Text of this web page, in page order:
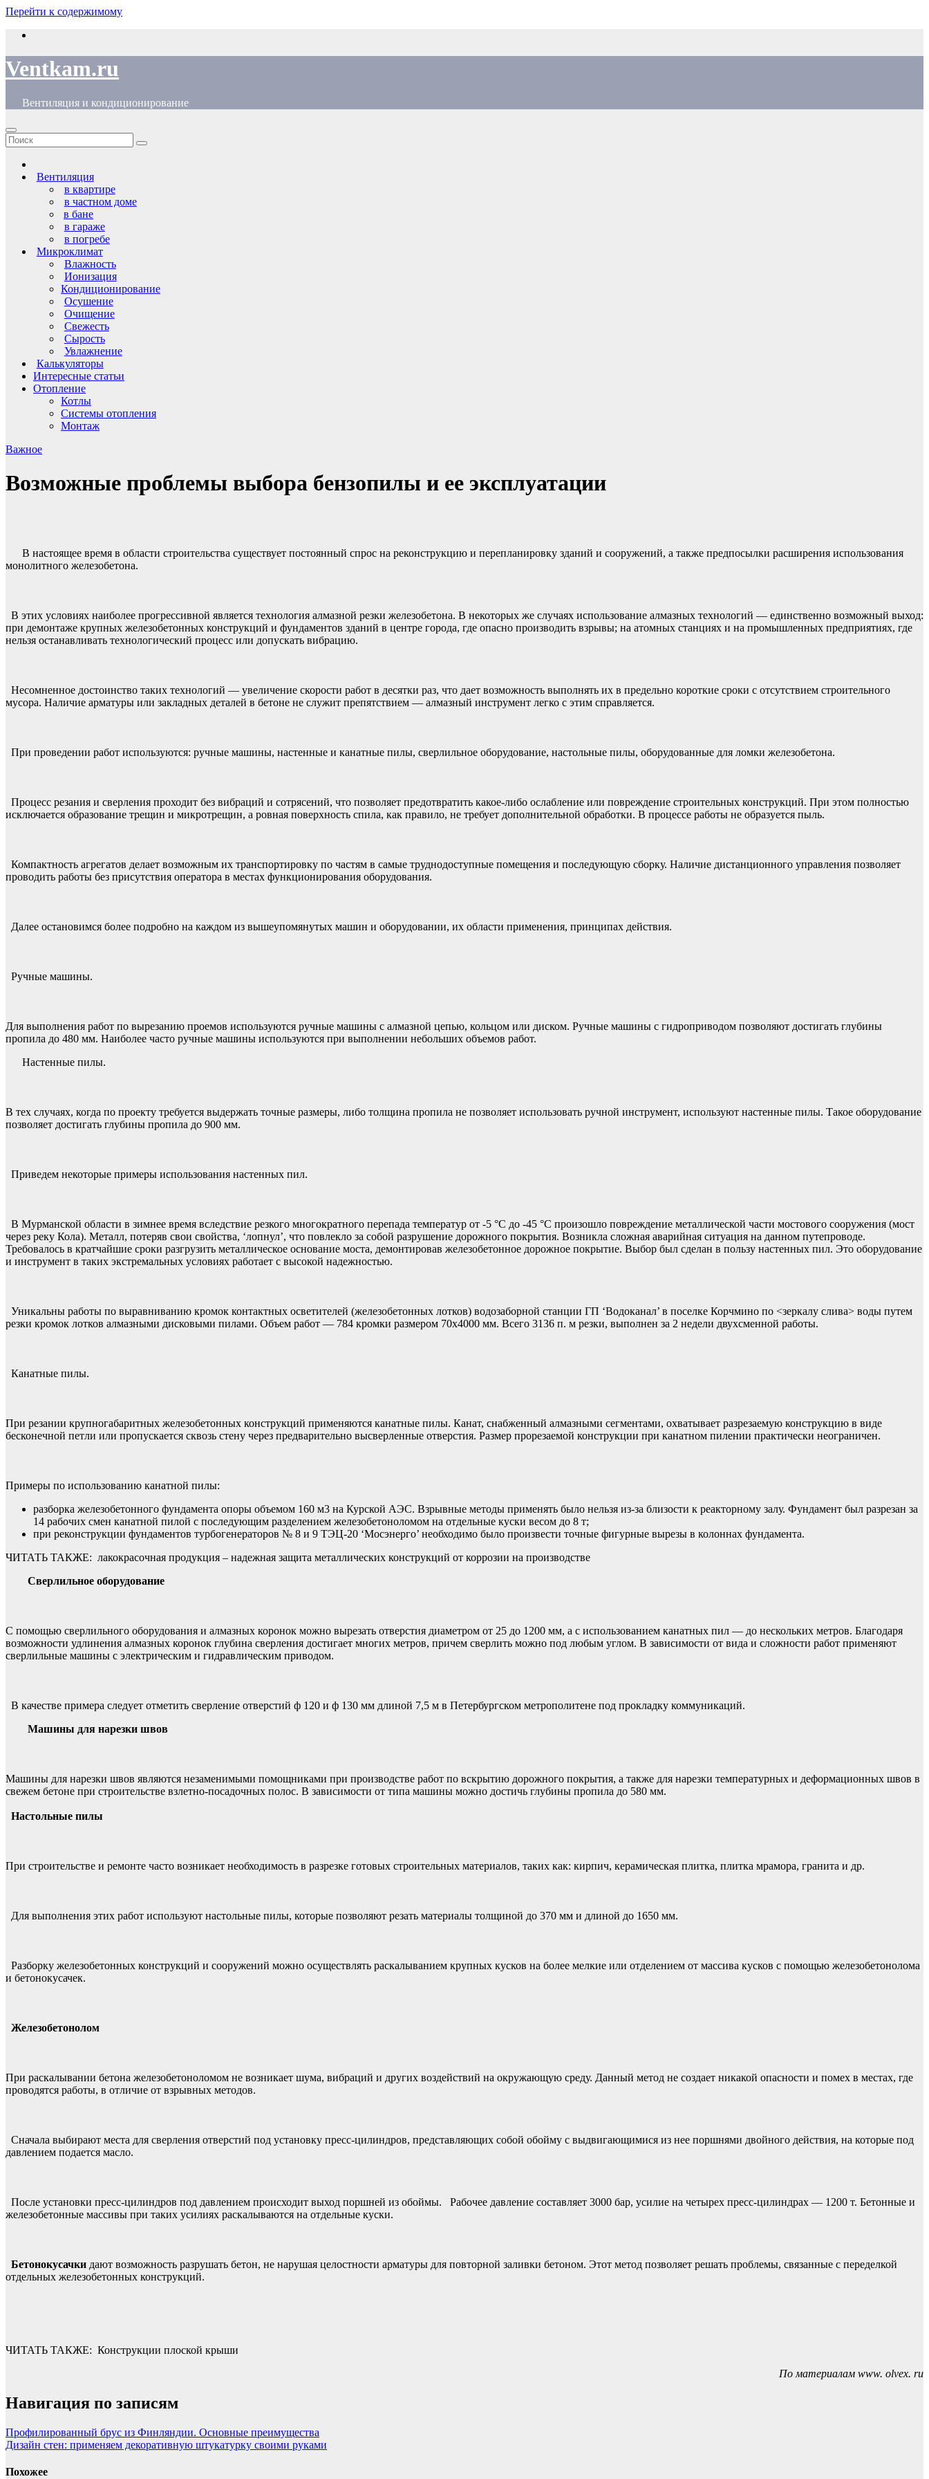
Перейти к содержимому
Ventkam.ru
Вентиляция и кондиционирование
Вентиляция
в квартире
в частном доме
в бане
в гараже
в погребе
Микроклимат
Влажность
Ионизация
Кондиционирование
Осушение
Очищение
Свежесть
Сырость
Увлажнение
Калькуляторы
Интересные статьи
Отопление
Котлы
Системы отопления
Монтаж
Важное
Возможные проблемы выбора бензопилы и ее эксплуатации
В настоящее время в области строительства существует постоянный спрос на реконструкцию и перепланировку зданий и сооружений, а также предпосылки расширения использования
монолитного железобетона.
В этих условиях наиболее прогрессивной является технология алмазной резки железобетона. В некоторых же случаях использование алмазных технологий — единственно возможный выход:
при демонтаже крупных железобетонных конструкций и фундаментов зданий в центре города, где опасно производить взрывы; на атомных станциях и на промышленных предприятиях, где
нельзя останавливать технологический процесс или допускать вибрацию.
Несомненное достоинство таких технологий — увеличение скорости работ в десятки раз, что дает возможность выполнять их в предельно короткие сроки с отсутствием строительного
мусора. Наличие арматуры или закладных деталей в бетоне не служит препятствием — алмазный инструмент легко с этим справляется.
При проведении работ используются: ручные машины, настенные и канатные пилы, сверлильное оборудование, настольные пилы, оборудованные для ломки железобетона.
Процесс резания и сверления проходит без вибраций и сотрясений, что позволяет предотвратить какое-либо ослабление или повреждение строительных конструкций. При этом полностью
исключается образование трещин и микротрещин, а ровная поверхность спила, как правило, не требует дополнительной обработки. В процессе работы не образуется пыль.
Компактность агрегатов делает возможным их транспортировку по частям в самые труднодоступные помещения и последующую сборку. Наличие дистанционного управления позволяет
проводить работы без присутствия оператора в местах функционирования оборудования.
Далее остановимся более подробно на каждом из вышеупомянутых машин и оборудовании, их области применения, принципах действия.
Ручные машины.
Для выполнения работ по вырезанию проемов используются ручные машины с алмазной цепью, кольцом или диском. Ручные машины с гидроприводом позволяют достигать глубины
пропила до 480 мм. Наиболее часто ручные машины используются при выполнении небольших объемов работ.
Настенные пилы.
В тех случаях, когда по проекту требуется выдержать точные размеры, либо толщина пропила не позволяет использовать ручной инструмент, используют настенные пилы. Такое оборудование
позволяет достигать глубины пропила до 900 мм.
Приведем некоторые примеры использования настенных пил.
В Мурманской области в зимнее время вследствие резкого многократного перепада температур от -5 °С до -45 °С произошло повреждение металлической части мостового сооружения (мост
через реку Кола). Металл, потеряв свои свойства, ‘лопнул’, что повлекло за собой разрушение дорожного покрытия. Возникла сложная аварийная ситуация на данном путепроводе.
Требовалось в кратчайшие сроки разгрузить металлическое основание моста, демонтировав железобетонное дорожное покрытие. Выбор был сделан в пользу настенных пил. Это оборудование
и инструмент в таких экстремальных условиях работает с высокой надежностью.
Уникальны работы по выравниванию кромок контактных осветителей (железобетонных лотков) водозаборной станции ГП ‘Водоканал’ в поселке Корчмино по <зеркалу слива> воды путем
резки кромок лотков алмазными дисковыми пилами. Объем работ — 784 кромки размером 70х4000 мм. Всего 3136 п. м резки, выполнен за 2 недели двухсменной работы.
Канатные пилы.
При резании крупногабаритных железобетонных конструкций применяются канатные пилы. Канат, снабженный алмазными сегментами, охватывает разрезаемую конструкцию в виде
бесконечной петли или пропускается сквозь стену через предварительно высверленные отверстия. Размер прорезаемой конструкции при канатном пилении практически неограничен.
Примеры по использованию канатной пилы:
разборка железобетонного фундамента опоры объемом 160 м3 на Курской АЭС. Взрывные методы применять было нельзя из-за близости к реакторному залу. Фундамент был разрезан за
14 рабочих смен канатной пилой с последующим разделением железобетоноломом на отдельные куски весом до 8 т;
при реконструкции фундаментов турбогенераторов № 8 и 9 ТЭЦ-20 ‘Мосэнерго’ необходимо было произвести точные фигурные вырезы в колоннах фундамента.
ЧИТАТЬ ТАКЖЕ: лакокрасочная продукция – надежная защита металлических конструкций от коррозии на производстве
Сверлильное оборудование
С помощью сверлильного оборудования и алмазных коронок можно вырезать отверстия диаметром от 25 до 1200 мм, а с использованием канатных пил — до нескольких метров. Благодаря
возможности удлинения алмазных коронок глубина сверления достигает многих метров, причем сверлить можно под любым углом. В зависимости от вида и сложности работ применяют
сверлильные машины с электрическим и гидравлическим приводом.
В качестве примера следует отметить сверление отверстий ф 120 и ф 130 мм длиной 7,5 м в Петербургском метрополитене под прокладку коммуникаций.
Машины для нарезки швов
Машины для нарезки швов являются незаменимыми помощниками при производстве работ по вскрытию дорожного покрытия, а также для нарезки температурных и деформационных швов в
свежем бетоне при строительстве взлетно-посадочных полос. В зависимости от типа машины можно достичь глубины пропила до 580 мм.
Настольные пилы
При строительстве и ремонте часто возникает необходимость в разрезке готовых строительных материалов, таких как: кирпич, керамическая плитка, плитка мрамора, гранита и др.
Для выполнения этих работ используют настольные пилы, которые позволяют резать материалы толщиной до 370 мм и длиной до 1650 мм.
Разборку железобетонных конструкций и сооружений можно осуществлять раскалыванием крупных кусков на более мелкие или отделением от массива кусков с помощью железобетонолома
и бетонокусачек.
Железобетонолом
При раскалывании бетона железобетоноломом не возникает шума, вибраций и других воздействий на окружающую среду. Данный метод не создает никакой опасности и помех в местах, где
проводятся работы, в отличие от взрывных методов.
Сначала выбирают места для сверления отверстий под установку пресс-цилиндров, представляющих собой обойму с выдвигающимися из нее поршнями двойного действия, на которые под
давлением подается масло.
После установки пресс-цилиндров под давлением происходит выход поршней из обоймы. Рабочее давление составляет 3000 бар, усилие на четырех пресс-цилиндрах — 1200 т. Бетонные и
железобетонные массивы при таких усилиях раскалываются на отдельные куски.
Бетонокусачки дают возможность разрушать бетон, не нарушая целостности арматуры для повторной заливки бетоном. Этот метод позволяет решать проблемы, связанные с переделкой
отдельных железобетонных конструкций.
ЧИТАТЬ ТАКЖЕ: Конструкции плоской крыши
По материалам www. olvex. ru
Навигация по записям
Профилированный брус из Финляндии. Основные преимущества
Дизайн стен: применяем декоративную штукатурку своими руками
Похожее